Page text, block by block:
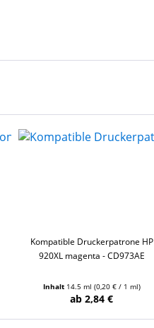
Kompatible Druckerpatrone HP
920XL magenta - CD973AE
Inhalt 14.5 ml (0,20 € / 1 ml)
ab 2,84 €